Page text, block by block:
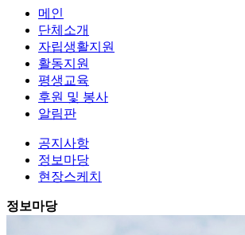
메인
단체소개
자립생활지원
활동지원
평생교육
후원 및 봉사
알림판
공지사항
정보마당
현장스케치
정보마당